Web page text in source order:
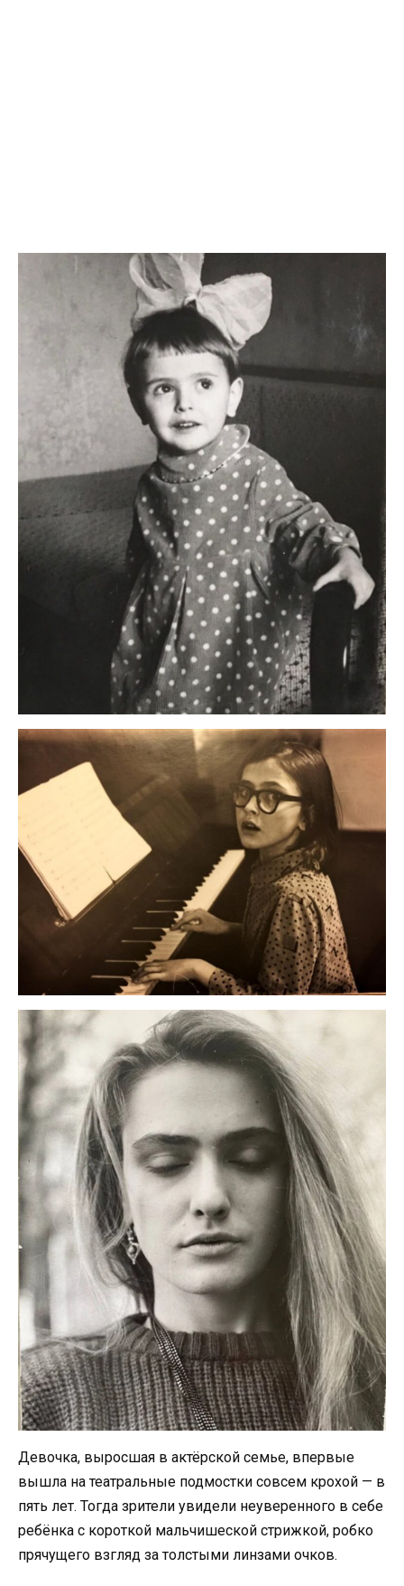
Девочка, выросшая в актёрской семье, впервые
вышла на театральные подмостки совсем крохой — в
пять лет. Тогда зрители увидели неуверенного в себе
ребёнка с короткой мальчишеской стрижкой, робко
прячущего взгляд за толстыми линзами очков.